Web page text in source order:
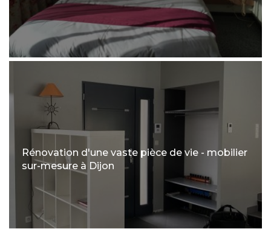
Rénovation d'une vaste pièce de vie - mobilier
sur-mesure à Dijon